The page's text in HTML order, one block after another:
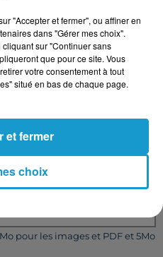
pour les images et PDF et 5Mo
pour les images et PDF et 5Mo
"Accepter et fermer", ou affiner en
dans "Gérer mes choix".
sur "Continuer sans
que pour ce site. Vous
votre consentement à tout
situé en bas de chaque page.
choix
et fermer